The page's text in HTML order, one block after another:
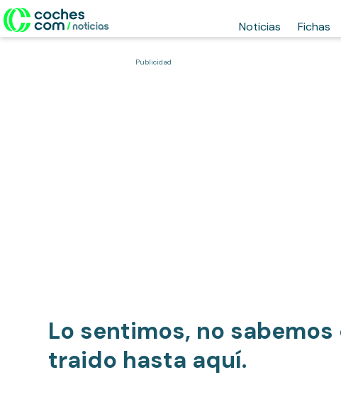
Noticias Fichas
Publicidad
Lo sentimos, no
traido hasta aquí.